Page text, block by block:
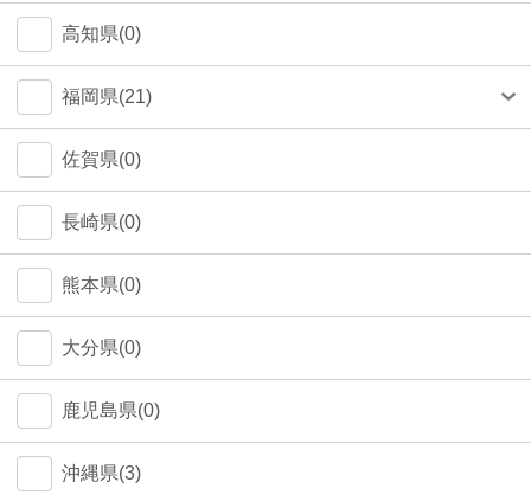
高知県(0)
福岡県(21)
福岡市(20)
佐賀県(0)
長崎県(0)
熊本県(0)
大分県(0)
鹿児島県(0)
沖縄県(3)